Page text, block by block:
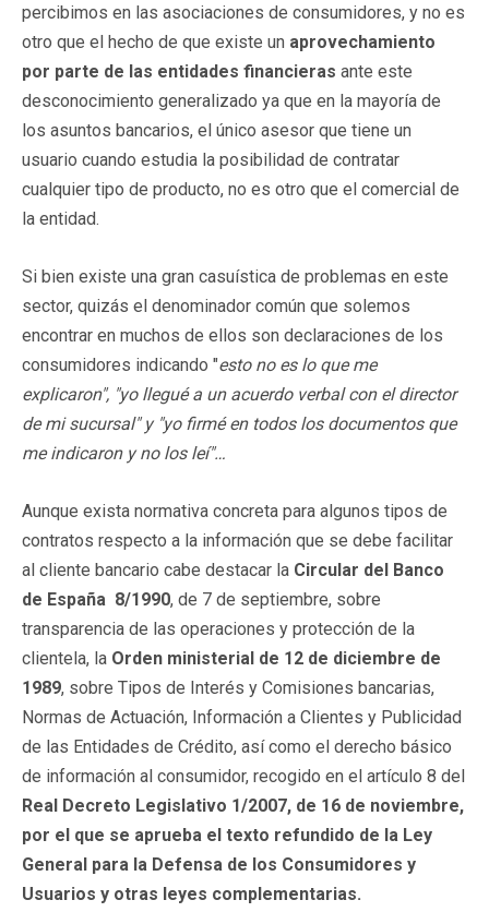
percibimos en las asociaciones de consumidores, y no es
otro que el hecho de que existe un aprovechamiento
por parte de las entidades financieras ante este
desconocimiento generalizado ya que en la mayoría de
los asuntos bancarios, el único asesor que tiene un
usuario cuando estudia la posibilidad de contratar
cualquier tipo de producto, no es otro que el comercial de
la entidad.
Si bien existe una gran casuística de problemas en este
sector, quizás el denominador común que solemos
encontrar en muchos de ellos son declaraciones de los
consumidores indicando "esto no es lo que me
explicaron", "yo llegué a un acuerdo verbal con el director
de mi sucursal" y "yo firmé en todos los documentos que
me indicaron y no los leí"…
Aunque exista normativa concreta para algunos tipos de
contratos respecto a la información que se debe facilitar
al cliente bancario cabe destacar la Circular del Banco
de España 8/1990, de 7 de septiembre, sobre
transparencia de las operaciones y protección de la
clientela, la Orden ministerial de 12 de diciembre de
1989, sobre Tipos de Interés y Comisiones bancarias,
Normas de Actuación, Información a Clientes y Publicidad
de las Entidades de Crédito, así como el derecho básico
de información al consumidor, recogido en el artículo 8 del
Real Decreto Legislativo 1/2007, de 16 de noviembre,
por el que se aprueba el texto refundido de la Ley
General para la Defensa de los Consumidores y
Usuarios y otras leyes complementarias.